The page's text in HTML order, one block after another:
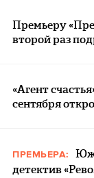
Премьеру
второй раз
«Агент
сентября
ПРЕМЬЕРА:
детектив